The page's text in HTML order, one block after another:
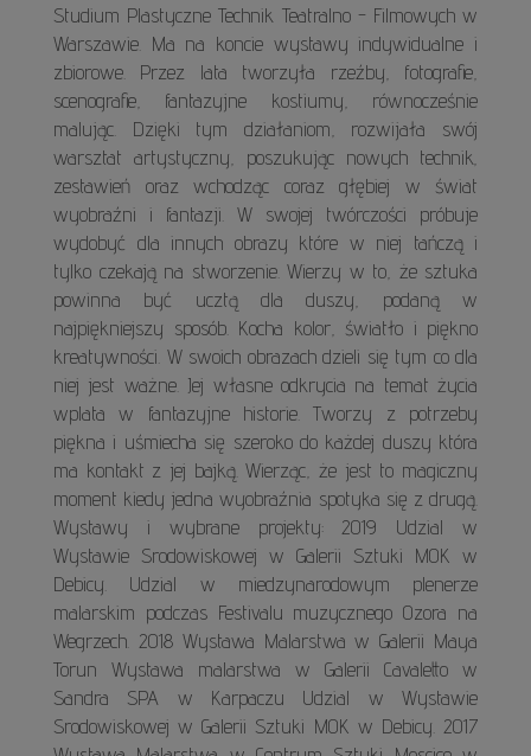
Studium Plastyczne Technik Teatralno - Filmowych w
Warszawie. Ma na koncie wystawy indywidualne i
zbiorowe. Przez lata tworzyła rzeźby, fotografie,
scenografie, fantazyjne kostiumy, równocześnie
malując. Dzięki tym działaniom, rozwijała swój
warsztat artystyczny, poszukując nowych technik,
zestawień oraz wchodząc coraz głębiej w świat
wyobraźni i fantazji. W swojej twórczości próbuje
wydobyć dla innych obrazy które w niej tańczą i
tylko czekają na stworzenie. Wierzy w to, że sztuka
powinna być ucztą dla duszy, podaną w
najpiękniejszy sposób. Kocha kolor, światło i piękno
kreatywności. W swoich obrazach dzieli się tym co dla
niej jest ważne. Jej własne odkrycia na temat życia
wplata w fantazyjne historie. Tworzy z potrzeby
piękna i uśmiecha się szeroko do każdej duszy która
ma kontakt z jej bajką. Wierząc, że jest to magiczny
moment kiedy jedna wyobraźnia spotyka się z drugą.
Wystawy i wybrane projekty: 2019 Udzial w
Wystawie Srodowiskowej w Galerii Sztuki MOK w
Debicy. Udzial w miedzynarodowym plenerze
malarskim podczas Festivalu muzycznego Ozora na
Wegrzech. 2018 Wystawa Malarstwa w Galerii Maya
Torun Wystawa malarstwa w Galerii Cavaletto w
Sandra SPA w Karpaczu Udzial w Wystawie
Srodowiskowej w Galerii Sztuki MOK w Debicy. 2017